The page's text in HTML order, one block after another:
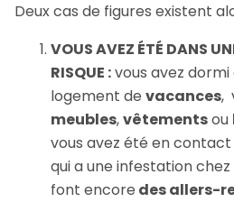
Deux cas de figures existent
VOUS AVEZ ÉTÉ DANS
RISQUE :vous avez dormi
logement de vacances,
meubles,vêtementsou
vous avez été en
qui a une infestation chez
font encore des allers-